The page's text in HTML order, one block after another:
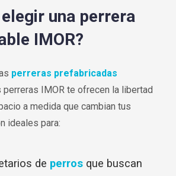
una perrera
IMOR?
perreras prefabricadas
IMOR te ofrecen la libertad
a medida que cambian tus
ideales para:
de perros que buscan